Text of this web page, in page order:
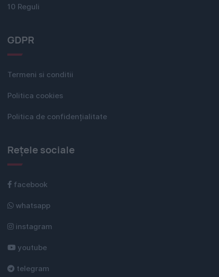
10 Reguli
GDPR
Termeni si conditii
Politica cookies
Politica de confidențialitate
Rețele sociale
facebook
whatsapp
instagram
youtube
telegram